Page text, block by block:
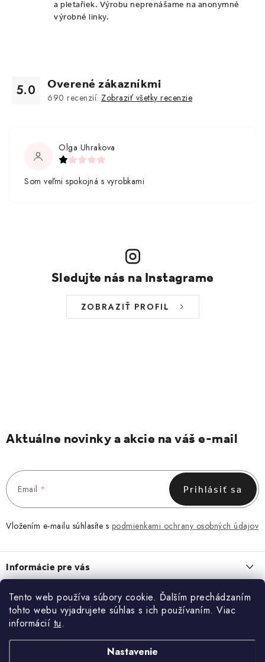
Tento web používa súbory cookie. Ďalším prechádzaním
tohto webu vyjadrujete súhlas s ich používaním. Viac
informácií tu.
Nastavenie
a pletařiek. Výrobu neprenášame na anonymné
výrobné linky.
5.0 Overené zákazníkmi
690 recenzií. Zobraziť všetky recenzie
Olga Uhrakova
Som veľmi spokojná s vyrobkami
Sledujte nás na Instagrame
ZOBRAZIŤ PROFIL
Aktuálne novinky a akcie na váš e-mail
Email
Vložením e-mailu súhlasíte s podmienkami ochrany osobných údajov
Prihlásiť sa
á
pInformácie pre vás
Zásady spracovania a ochrany osobných údajov
O NÁS
O nás
Kontakt
Blog
ĽADVINKA, KTORÁ ZAPADNE DO KAŽDÉHO DŇA